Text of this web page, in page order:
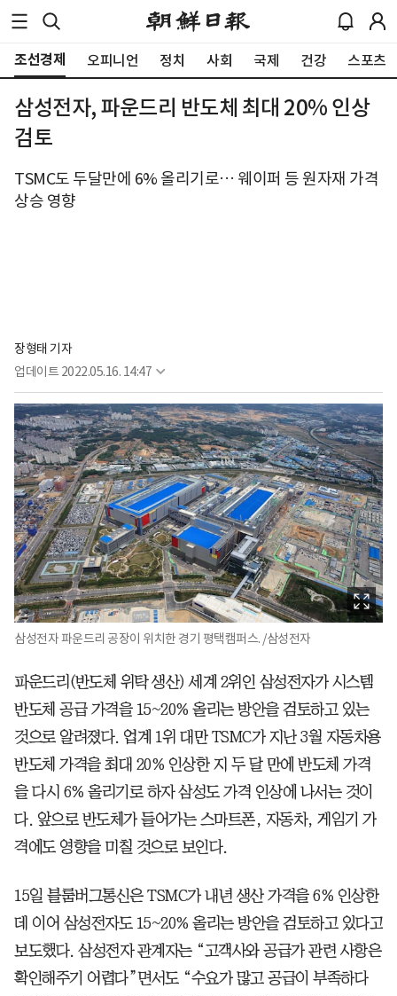
조선경제 오피니언 정치 사회 국제 건강 스포츠
삼성전자, 파운드리 반도체 최대 20% 인상
검토
TSMC도 두달만에 6% 올리기로… 웨이퍼 등 원자재 가격
상승 영향
장형태 기자
업데이트 2022.05.16. 14:47
삼성전자 파운드리 공장이 위치한 경기 평택캠퍼스. /삼성전자
파운드리(반도체 위탁 생산) 세계 2위인 삼성전자가 시스템
반도체 공급 가격을 15~20% 올리는 방안을 검토하고 있는
것으로 알려졌다. 업계 1위 대만 TSMC가 지난 3월 자동차용
반도체 가격을 최대 20% 인상한 지 두 달 만에 반도체 가격
을 다시 6% 올리기로 하자 삼성도 가격 인상에 나서는 것이
다. 앞으로 반도체가 들어가는 스마트폰, 자동차, 게임기 가
격에도 영향을 미칠 것으로 보인다.
15일 블룸버그통신은 TSMC가 내년 생산 가격을 6% 인상한
데 이어 삼성전자도 15~20% 올리는 방안을 검토하고 있다고
보도했다. 삼성전자 관계자는 “고객사와 공급가 관련 사항은
확인해주기 어렵다”면서도 “수요가 많고 공급이 부족하다